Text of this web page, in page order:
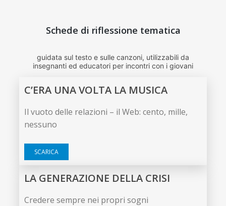
Schede di riflessione tematica
guidata sul testo e sulle canzoni, utilizzabili da
insegnanti ed educatori per incontri con i giovani
C’ERA UNA VOLTA LA MUSICA
Il vuoto delle relazioni – il Web: cento, mille,
nessuno
SCARICA
LA GENERAZIONE DELLA CRISI
Credere sempre nei propri sogni